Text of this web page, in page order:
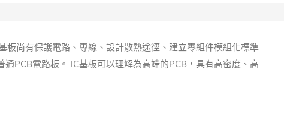
板尚有保護電路、專線、設計散熱途徑、建立零組件模組化標準
通PCB電路板 。 IC基板可以理解為高端的PCB，具有高密度、高